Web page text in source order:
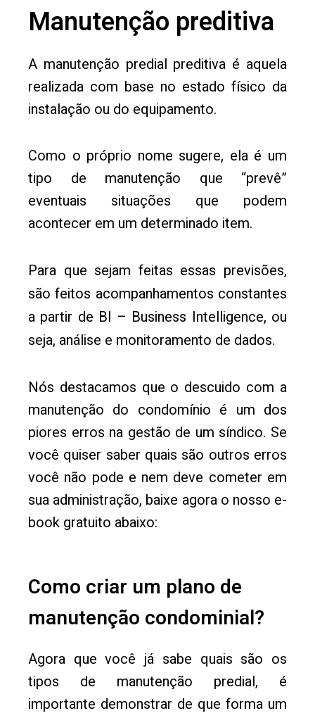
Manutenção preditiva
A manutenção predial preditiva é aquela
realizada com base no estado físico da
instalação ou do equipamento.
Como o próprio nome sugere, ela é um
tipo de manutenção que “prevê”
eventuais situações que podem
acontecer em um determinado item.
Para que sejam feitas essas previsões,
são feitos acompanhamentos constantes
a partir de BI – Business Intelligence, ou
seja, análise e monitoramento de dados.
Nós destacamos que o descuido com a
manutenção do condomínio é um dos
piores erros na gestão de um síndico. Se
você quiser saber quais são outros erros
você não pode e nem deve cometer em
sua administração, baixe agora o nosso e-
book gratuito abaixo:
Como criar um plano de
manutenção condominial?
Agora que você já sabe quais são os
tipos de manutenção predial, é
importante demonstrar de que forma um